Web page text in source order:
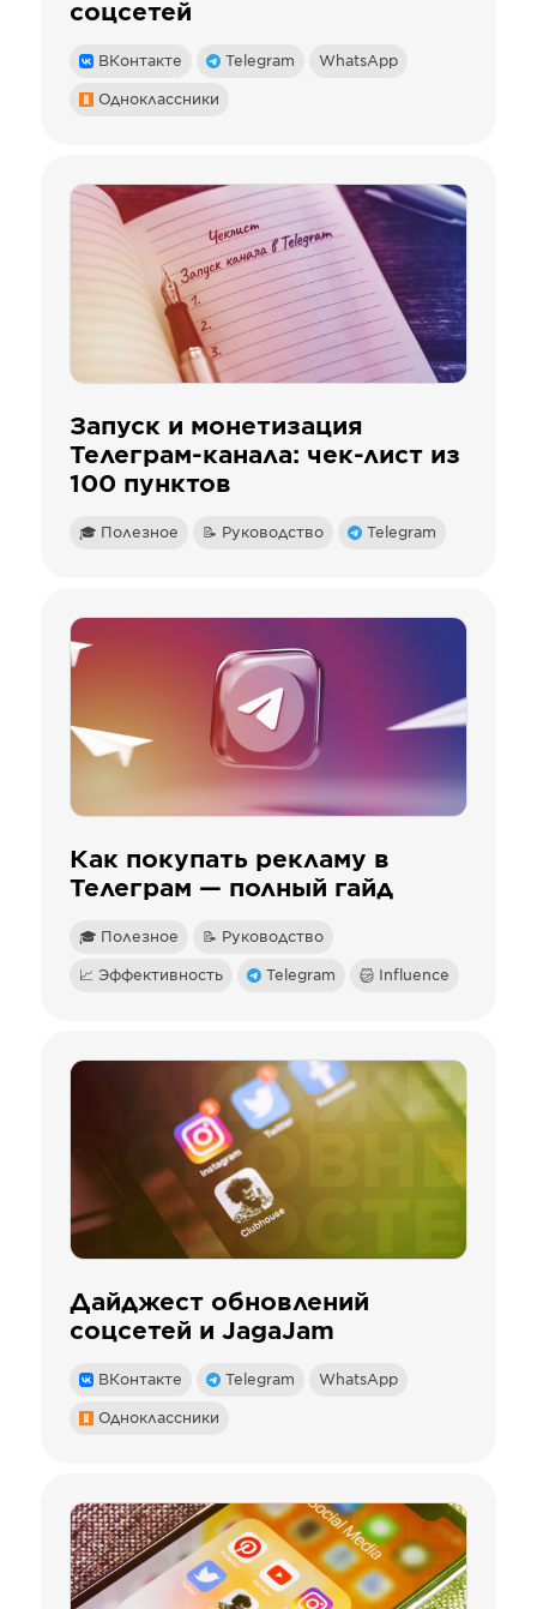
соцсетей
ВКонтакте Telegram WhatsApp
Одноклассники
Запуск и монетизация
Телеграм-канала: чек-лист из
100 пунктов
🎓 Полезное 📝 Руководство Telegram
Как покупать рекламу в
Телеграм — полный гайд
🎓 Полезное 📝 Руководство
📈 Эффективность Telegram Influence
Дайджест обновлений
соцсетей и JagaJam
ВКонтакте Telegram WhatsApp
Одноклассники